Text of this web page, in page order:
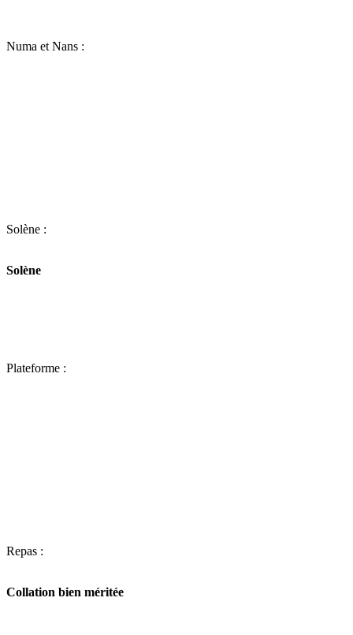
Numa et Nans :
Solène :
Solène
Plateforme :
Repas :
Collation bien méritée